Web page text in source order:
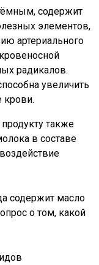
содержит
элементов,
артериального
радикалов.
увеличить
крови.
также
в составе
содержит масло
о том, какой